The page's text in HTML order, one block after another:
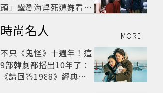
頭」鐵瀏海焊死遭嫌看膩
時尚名人 MORE
不只《鬼怪》十週年！這
9部韓劇都播出10年了：
《請回答1988》經典不